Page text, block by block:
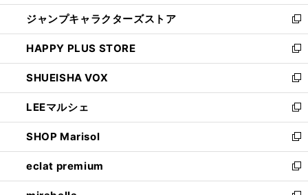
開
く
ウ
ィ
ン
ド
ウ
で
開
く
し
い
ウ
ィ
ン
ド
ウ
で
開
く
ジャンプキャラクターズストア
新
し
い
ウ
ィ
ン
ド
ウ
で
開
く
HAPPY PLUS STORE
新
し
い
ウ
ィ
ン
ド
ウ
で
開
SHUEISHA VOX
新
し
い
ウ
ィ
ン
ド
ウ
LEEマルシェ
新
し
い
ウ
ィ
ン
SHOP Marisol
新
し
い
ウ
eclat premium
新
し